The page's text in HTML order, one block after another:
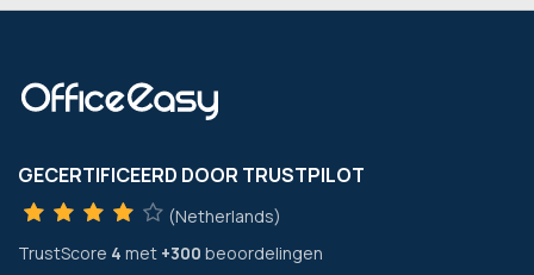
GECERTIFICEERD DOOR TRUSTPILOT
(Netherlands)
TrustScore 4 met +300 beoordelingen